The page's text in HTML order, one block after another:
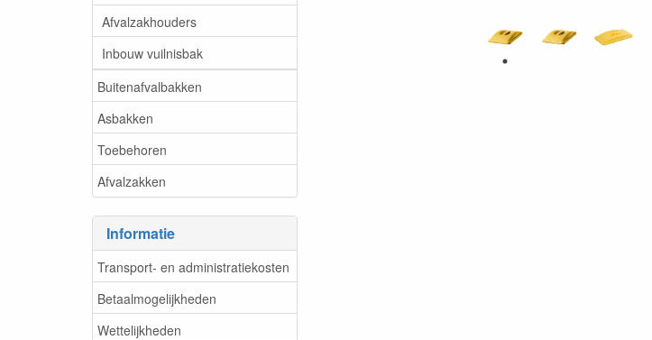
Afvalzakhouders
Inbouw vuilnisbak
Buitenafvalbakken
Asbakken
Toebehoren
Afvalzakken
Informatie
Transport- en administratiekosten
Betaalmogelijkheden
Wettelijkheden